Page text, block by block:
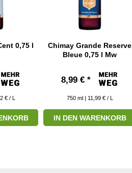
0,75 l
€ / L
Chimay Grande Reserve
Bleue 0,75 l Mw
8,99 € *
750 ml | 11,99 € / L
IN DEN WARENKORB